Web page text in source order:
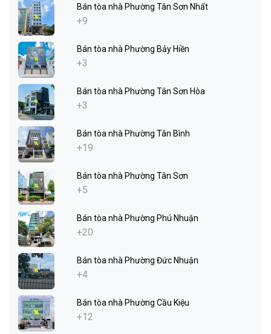
Bán tòa nhà Phường Tân Sơn Nhất
+9
Bán tòa nhà Phường Bảy Hiền
+3
Bán tòa nhà Phường Tân Sơn Hòa
+3
Bán tòa nhà Phường Tân Bình
+19
Bán tòa nhà Phường Tân Sơn
+5
Bán tòa nhà Phường Phú Nhuận
+20
Bán tòa nhà Phường Đức Nhuận
+4
Bán tòa nhà Phường Cầu Kiệu
+12